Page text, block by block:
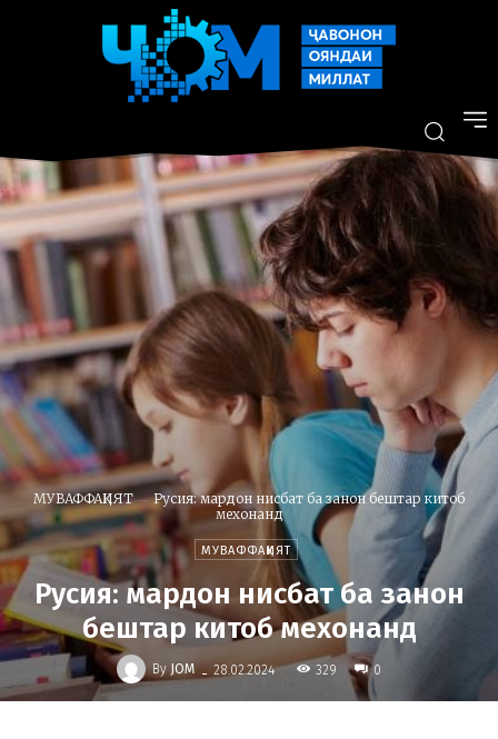
МУВАФФАҚИЯТ
Русия: мардон нисбат ба занон бештар китоб
мехонанд
МУВАФФАҚИЯТ
Русия: мардон нисбат ба занон
бештар китоб мехонанд
By JOM - 28.02.2024 329 0